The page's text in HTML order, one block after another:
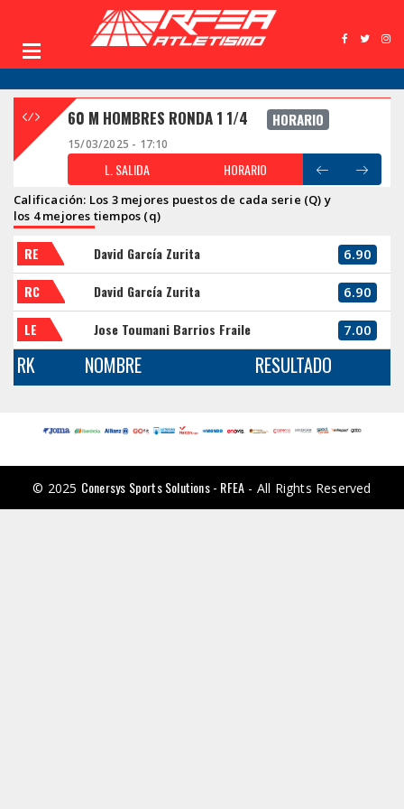
60 M HOMBRES RONDA 1 1/4 HORARIO
15/03/2025 - 17:10
L. SALIDA HORARIO
Calificación: Los 3 mejores puestos de cada serie (Q) y
los 4 mejores tiempos (q)
RE David García Zurita 6.90
RC David García Zurita 6.90
LE Jose Toumani Barrios Fraile 7.00
RK NOMBRE RESULTADO
© 2025 Conersys Sports Solutions - RFEA - All Rights Reserved